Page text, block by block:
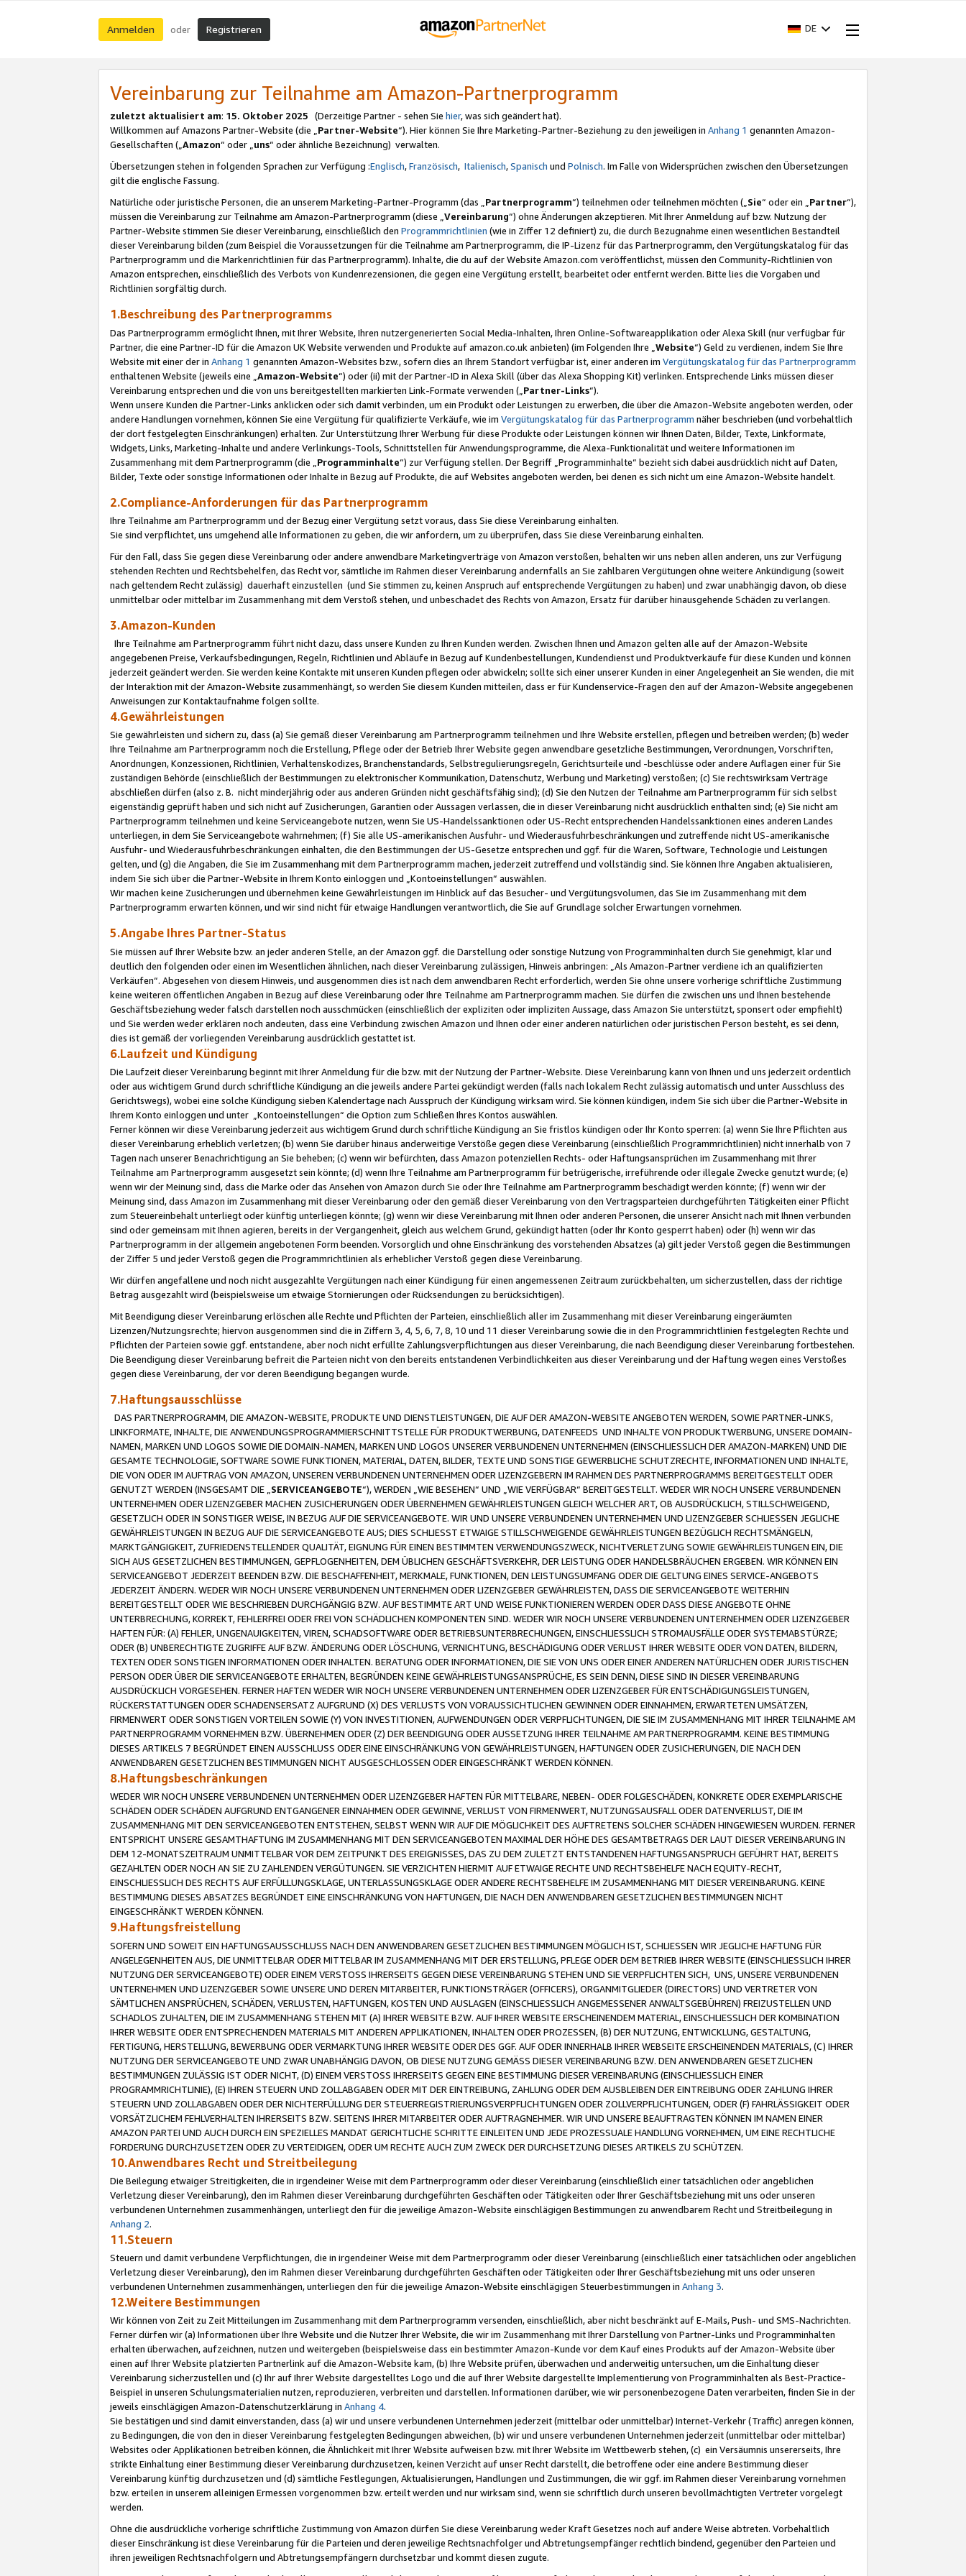
Anmelden oder Registrieren DE
Vereinbarung zur Teilnahme am Amazon-Partnerprogramm
zuletzt aktualisiert am: 15. Oktober 2025 (Derzeitige Partner - sehen Sie hier, was sich geändert hat).
Willkommen auf Amazons Partner-Website (die „Partner-Website“). Hier können Sie Ihre Marketing-Partner-Beziehung zu den jeweiligen in Anhang 1 genannten Amazon-
Gesellschaften („Amazon“ oder „uns“ oder ähnliche Bezeichnung) verwalten.
Übersetzungen stehen in folgenden Sprachen zur Verfügung :Englisch,Französisch, Italienisch,Spanisch und Polnisch. Im Falle von Widersprüchen zwischen den Übersetzungen
gilt die englische Fassung.
Natürliche oder juristische Personen, die an unserem Marketing-Partner-Programm (das „Partnerprogramm“) teilnehmen oder teilnehmen möchten („Sie“ oder ein „Partner“),
müssen die Vereinbarung zur Teilnahme am Amazon-Partnerprogramm (diese „Vereinbarung“) ohne Änderungen akzeptieren. Mit Ihrer Anmeldung auf bzw. Nutzung der
Partner-Website stimmen Sie dieser Vereinbarung, einschließlich den Programmrichtlinien (wie in Ziffer 12 definiert) zu, die durch Bezugnahme einen wesentlichen Bestandteil
dieser Vereinbarung bilden (zum Beispiel die Voraussetzungen für die Teilnahme am Partnerprogramm, die IP-Lizenz für das Partnerprogramm, den Vergütungskatalog für das
Partnerprogramm und die Markenrichtlinien für das Partnerprogramm). Inhalte, die du auf der Website Amazon.com veröffentlichst, müssen den Community-Richtlinien von
Amazon entsprechen, einschließlich des Verbots von Kundenrezensionen, die gegen eine Vergütung erstellt, bearbeitet oder entfernt werden. Bitte lies die Vorgaben und
Richtlinien sorgfältig durch.
1.Beschreibung des Partnerprogramms
Das Partnerprogramm ermöglicht Ihnen, mit Ihrer Website, Ihren nutzergenerierten Social Media-Inhalten, Ihren Online-Softwareapplikation oder Alexa Skill (nur verfügbar für
Partner, die eine Partner-ID für die Amazon UK Website verwenden und Produkte auf amazon.co.uk anbieten) (im Folgenden Ihre „ Website“) Geld zu verdienen, indem Sie Ihre
Website mit einer der in Anhang 1 genannten Amazon-Websites bzw., sofern dies an Ihrem Standort verfügbar ist, einer anderen im Vergütungskatalog für das Partnerprogramm
enthaltenen Website (jeweils eine „ Amazon-Website“) oder (ii) mit der Partner-ID in Alexa Skill (über das Alexa Shopping Kit) verlinken. Entsprechende Links müssen dieser
Vereinbarung entsprechen und die von uns bereitgestellten markierten Link-Formate verwenden („ Partner-Links“).
Wenn unsere Kunden die Partner-Links anklicken oder sich damit verbinden, um ein Produkt oder Leistungen zu erwerben, die über die Amazon-Website angeboten werden, oder
andere Handlungen vornehmen, können Sie eine Vergütung für qualifizierte Verkäufe, wie im Vergütungskatalog für das Partnerprogramm näher beschrieben (und vorbehaltlich
der dort festgelegten Einschränkungen) erhalten. Zur Unterstützung Ihrer Werbung für diese Produkte oder Leistungen können wir Ihnen Daten, Bilder, Texte, Linkformate,
Widgets, Links, Marketing-Inhalte und andere Verlinkungs-Tools, Schnittstellen für Anwendungsprogramme, die Alexa-Funktionalität und weitere Informationen im
Zusammenhang mit dem Partnerprogramm (die „ Programminhalte“) zur Verfügung stellen. Der Begriff „Programminhalte“ bezieht sich dabei ausdrücklich nicht auf Daten,
Bilder, Texte oder sonstige Informationen oder Inhalte in Bezug auf Produkte, die auf Websites angeboten werden, bei denen es sich nicht um eine Amazon-Website handelt.
2.Compliance-Anforderungen für das Partnerprogramm
Ihre Teilnahme am Partnerprogramm und der Bezug einer Vergütung setzt voraus, dass Sie diese Vereinbarung einhalten.
Sie sind verpflichtet, uns umgehend alle Informationen zu geben, die wir anfordern, um zu überprüfen, dass Sie diese Vereinbarung einhalten.
Für den Fall, dass Sie gegen diese Vereinbarung oder andere anwendbare Marketingverträge von Amazon verstoßen, behalten wir uns neben allen anderen, uns zur Verfügung
stehenden Rechten und Rechtsbehelfen, das Recht vor, sämtliche im Rahmen dieser Vereinbarung andernfalls an Sie zahlbaren Vergütungen ohne weitere Ankündigung (soweit
nach geltendem Recht zulässig) dauerhaft einzustellen (und Sie stimmen zu, keinen Anspruch auf entsprechende Vergütungen zu haben) und zwar unabhängig davon, ob diese
unmittelbar oder mittelbar im Zusammenhang mit dem Verstoß stehen, und unbeschadet des Rechts von Amazon, Ersatz für darüber hinausgehende Schäden zu verlangen.
3.Amazon-Kunden
Ihre Teilnahme am Partnerprogramm führt nicht dazu, dass unsere Kunden zu Ihren Kunden werden. Zwischen Ihnen und Amazon gelten alle auf der Amazon-Website
angegebenen Preise, Verkaufsbedingungen, Regeln, Richtlinien und Abläufe in Bezug auf Kundenbestellungen, Kundendienst und Produktverkäufe für diese Kunden und können
jederzeit geändert werden. Sie werden keine Kontakte mit unseren Kunden pflegen oder abwickeln; sollte sich einer unserer Kunden in einer Angelegenheit an Sie wenden, die mit
der Interaktion mit der Amazon-Website zusammenhängt, so werden Sie diesem Kunden mitteilen, dass er für Kundenservice-Fragen den auf der Amazon-Website angegebenen
Anweisungen zur Kontaktaufnahme folgen sollte.
4.Gewährleistungen
Sie gewährleisten und sichern zu, dass (a) Sie gemäß dieser Vereinbarung am Partnerprogramm teilnehmen und Ihre Website erstellen, pflegen und betreiben werden; (b) weder
Ihre Teilnahme am Partnerprogramm noch die Erstellung, Pflege oder der Betrieb Ihrer Website gegen anwendbare gesetzliche Bestimmungen, Verordnungen, Vorschriften,
Anordnungen, Konzessionen, Richtlinien, Verhaltenskodizes, Branchenstandards, Selbstregulierungsregeln, Gerichtsurteile und -beschlüsse oder andere Auflagen einer für Sie
zuständigen Behörde (einschließlich der Bestimmungen zu elektronischer Kommunikation, Datenschutz, Werbung und Marketing) verstoßen; (c) Sie rechtswirksam Verträge
abschließen dürfen (also z. B. nicht minderjährig oder aus anderen Gründen nicht geschäftsfähig sind); (d) Sie den Nutzen der Teilnahme am Partnerprogramm für sich selbst
eigenständig geprüft haben und sich nicht auf Zusicherungen, Garantien oder Aussagen verlassen, die in dieser Vereinbarung nicht ausdrücklich enthalten sind; (e) Sie nicht am
Partnerprogramm teilnehmen und keine Serviceangebote nutzen, wenn Sie US-Handelssanktionen oder US-Recht entsprechenden Handelssanktionen eines anderen Landes
unterliegen, in dem Sie Serviceangebote wahrnehmen; (f) Sie alle US-amerikanischen Ausfuhr- und Wiederausfuhrbeschränkungen und zutreffende nicht US-amerikanische
Ausfuhr- und Wiederausfuhrbeschränkungen einhalten, die den Bestimmungen der US-Gesetze entsprechen und ggf. für die Waren, Software, Technologie und Leistungen
gelten, und (g) die Angaben, die Sie im Zusammenhang mit dem Partnerprogramm machen, jederzeit zutreffend und vollständig sind. Sie können Ihre Angaben aktualisieren,
indem Sie sich über die Partner-Website in Ihrem Konto einloggen und „Kontoeinstellungen“ auswählen.
Wir machen keine Zusicherungen und übernehmen keine Gewährleistungen im Hinblick auf das Besucher- und Vergütungsvolumen, das Sie im Zusammenhang mit dem
Partnerprogramm erwarten können, und wir sind nicht für etwaige Handlungen verantwortlich, die Sie auf Grundlage solcher Erwartungen vornehmen.
5.Angabe Ihres Partner-Status
Sie müssen auf Ihrer Website bzw. an jeder anderen Stelle, an der Amazon ggf. die Darstellung oder sonstige Nutzung von Programminhalten durch Sie genehmigt, klar und
deutlich den folgenden oder einen im Wesentlichen ähnlichen, nach dieser Vereinbarung zulässigen, Hinweis anbringen: „Als Amazon-Partner verdiene ich an qualifizierten
Verkäufen“. Abgesehen von diesem Hinweis, und ausgenommen dies ist nach dem anwendbaren Recht erforderlich, werden Sie ohne unsere vorherige schriftliche Zustimmung
keine weiteren öffentlichen Angaben in Bezug auf diese Vereinbarung oder Ihre Teilnahme am Partnerprogramm machen. Sie dürfen die zwischen uns und Ihnen bestehende
Geschäftsbeziehung weder falsch darstellen noch ausschmücken (einschließlich der expliziten oder impliziten Aussage, dass Amazon Sie unterstützt, sponsert oder empfiehlt)
und Sie werden weder erklären noch andeuten, dass eine Verbindung zwischen Amazon und Ihnen oder einer anderen natürlichen oder juristischen Person besteht, es sei denn,
dies ist gemäß der vorliegenden Vereinbarung ausdrücklich gestattet ist.
6.Laufzeit und Kündigung
Die Laufzeit dieser Vereinbarung beginnt mit Ihrer Anmeldung für die bzw. mit der Nutzung der Partner-Website. Diese Vereinbarung kann von Ihnen und uns jederzeit ordentlich
oder aus wichtigem Grund durch schriftliche Kündigung an die jeweils andere Partei gekündigt werden (falls nach lokalem Recht zulässig automatisch und unter Ausschluss des
Gerichtswegs), wobei eine solche Kündigung sieben Kalendertage nach Ausspruch der Kündigung wirksam wird. Sie können kündigen, indem Sie sich über die Partner-Website in
Ihrem Konto einloggen und unter „Kontoeinstellungen“ die Option zum Schließen Ihres Kontos auswählen.
Ferner können wir diese Vereinbarung jederzeit aus wichtigem Grund durch schriftliche Kündigung an Sie fristlos kündigen oder Ihr Konto sperren: (a) wenn Sie Ihre Pflichten aus
dieser Vereinbarung erheblich verletzen; (b) wenn Sie darüber hinaus anderweitige Verstöße gegen diese Vereinbarung (einschließlich Programmrichtlinien) nicht innerhalb von 7
Tagen nach unserer Benachrichtigung an Sie beheben; (c) wenn wir befürchten, dass Amazon potenziellen Rechts- oder Haftungsansprüchen im Zusammenhang mit Ihrer
Teilnahme am Partnerprogramm ausgesetzt sein könnte; (d) wenn Ihre Teilnahme am Partnerprogramm für betrügerische, irreführende oder illegale Zwecke genutzt wurde; (e)
wenn wir der Meinung sind, dass die Marke oder das Ansehen von Amazon durch Sie oder Ihre Teilnahme am Partnerprogramm beschädigt werden könnte; (f) wenn wir der
Meinung sind, dass Amazon im Zusammenhang mit dieser Vereinbarung oder den gemäß dieser Vereinbarung von den Vertragsparteien durchgeführten Tätigkeiten einer Pflicht
zum Steuereinbehalt unterliegt oder künftig unterliegen könnte; (g) wenn wir diese Vereinbarung mit Ihnen oder anderen Personen, die unserer Ansicht nach mit Ihnen verbunden
sind oder gemeinsam mit Ihnen agieren, bereits in der Vergangenheit, gleich aus welchem Grund, gekündigt hatten (oder Ihr Konto gesperrt haben) oder (h) wenn wir das
Partnerprogramm in der allgemein angebotenen Form beenden. Vorsorglich und ohne Einschränkung des vorstehenden Absatzes (a) gilt jeder Verstoß gegen die Bestimmungen
der Ziffer 5 und jeder Verstoß gegen die Programmrichtlinien als erheblicher Verstoß gegen diese Vereinbarung.
Wir dürfen angefallene und noch nicht ausgezahlte Vergütungen nach einer Kündigung für einen angemessenen Zeitraum zurückbehalten, um sicherzustellen, dass der richtige
Betrag ausgezahlt wird (beispielsweise um etwaige Stornierungen oder Rücksendungen zu berücksichtigen).
Mit Beendigung dieser Vereinbarung erlöschen alle Rechte und Pflichten der Parteien, einschließlich aller im Zusammenhang mit dieser Vereinbarung eingeräumten
Lizenzen/Nutzungsrechte; hiervon ausgenommen sind die in Ziffern 3, 4, 5, 6, 7, 8, 10 und 11 dieser Vereinbarung sowie die in den Programmrichtlinien festgelegten Rechte und
Pflichten der Parteien sowie ggf. entstandene, aber noch nicht erfüllte Zahlungsverpflichtungen aus dieser Vereinbarung, die nach Beendigung dieser Vereinbarung fortbestehen.
Die Beendigung dieser Vereinbarung befreit die Parteien nicht von den bereits entstandenen Verbindlichkeiten aus dieser Vereinbarung und der Haftung wegen eines Verstoßes
gegen diese Vereinbarung, der vor deren Beendigung begangen wurde.
7.Haftungsausschlüsse
DAS PARTNERPROGRAMM, DIE AMAZON-WEBSITE, PRODUKTE UND DIENSTLEISTUNGEN, DIE AUF DER AMAZON-WEBSITE ANGEBOTEN WERDEN, SOWIE PARTNER-LINKS,
LINKFORMATE, INHALTE, DIE ANWENDUNGSPROGRAMMIERSCHNITTSTELLE FÜR PRODUKTWERBUNG, DATENFEEDS UND INHALTE VON PRODUKTWERBUNG, UNSERE DOMAIN-
NAMEN, MARKEN UND LOGOS SOWIE DIE DOMAIN-NAMEN, MARKEN UND LOGOS UNSERER VERBUNDENEN UNTERNEHMEN (EINSCHLIESSLICH DER AMAZON-MARKEN) UND DIE
GESAMTE TECHNOLOGIE, SOFTWARE SOWIE FUNKTIONEN, MATERIAL, DATEN, BILDER, TEXTE UND SONSTIGE GEWERBLICHE SCHUTZRECHTE, INFORMATIONEN UND INHALTE,
DIE VON ODER IM AUFTRAG VON AMAZON, UNSEREN VERBUNDENEN UNTERNEHMEN ODER LIZENZGEBERN IM RAHMEN DES PARTNERPROGRAMMS BEREITGESTELLT ODER
GENUTZT WERDEN (INSGESAMT DIE „ SERVICEANGEBOTE“), WERDEN „WIE BESEHEN“ UND „WIE VERFÜGBAR“ BEREITGESTELLT. WEDER WIR NOCH UNSERE VERBUNDENEN
UNTERNEHMEN ODER LIZENZGEBER MACHEN ZUSICHERUNGEN ODER ÜBERNEHMEN GEWÄHRLEISTUNGEN GLEICH WELCHER ART, OB AUSDRÜCKLICH, STILLSCHWEIGEND,
GESETZLICH ODER IN SONSTIGER WEISE, IN BEZUG AUF DIE SERVICEANGEBOTE. WIR UND UNSERE VERBUNDENEN UNTERNEHMEN UND LIZENZGEBER SCHLIESSEN JEGLICHE
GEWÄHRLEISTUNGEN IN BEZUG AUF DIE SERVICEANGEBOTE AUS; DIES SCHLIESST ETWAIGE STILLSCHWEIGENDE GEWÄHRLEISTUNGEN BEZÜGLICH RECHTSMÄNGELN,
MARKTGÄNGIGKEIT, ZUFRIEDENSTELLENDER QUALITÄT, EIGNUNG FÜR EINEN BESTIMMTEN VERWENDUNGSZWECK, NICHTVERLETZUNG SOWIE GEWÄHRLEISTUNGEN EIN, DIE
SICH AUS GESETZLICHEN BESTIMMUNGEN, GEPFLOGENHEITEN, DEM ÜBLICHEN GESCHÄFTSVERKEHR, DER LEISTUNG ODER HANDELSBRÄUCHEN ERGEBEN. WIR KÖNNEN EIN
SERVICEANGEBOT JEDERZEIT BEENDEN BZW. DIE BESCHAFFENHEIT, MERKMALE, FUNKTIONEN, DEN LEISTUNGSUMFANG ODER DIE GELTUNG EINES SERVICE-ANGEBOTS
JEDERZEIT ÄNDERN. WEDER WIR NOCH UNSERE VERBUNDENEN UNTERNEHMEN ODER LIZENZGEBER GEWÄHRLEISTEN, DASS DIE SERVICEANGEBOTE WEITERHIN
BEREITGESTELLT ODER WIE BESCHRIEBEN DURCHGÄNGIG BZW. AUF BESTIMMTE ART UND WEISE FUNKTIONIEREN WERDEN ODER DASS DIESE ANGEBOTE OHNE
UNTERBRECHUNG, KORREKT, FEHLERFREI ODER FREI VON SCHÄDLICHEN KOMPONENTEN SIND. WEDER WIR NOCH UNSERE VERBUNDENEN UNTERNEHMEN ODER LIZENZGEBER
HAFTEN FÜR: (A) FEHLER, UNGENAUIGKEITEN, VIREN, SCHADSOFTWARE ODER BETRIEBSUNTERBRECHUNGEN, EINSCHLIESSLICH STROMAUSFÄLLE ODER SYSTEMABSTÜRZE;
ODER (B) UNBERECHTIGTE ZUGRIFFE AUF BZW. ÄNDERUNG ODER LÖSCHUNG, VERNICHTUNG, BESCHÄDIGUNG ODER VERLUST IHRER WEBSITE ODER VON DATEN, BILDERN,
TEXTEN ODER SONSTIGEN INFORMATIONEN ODER INHALTEN. BERATUNG ODER INFORMATIONEN, DIE SIE VON UNS ODER EINER ANDEREN NATÜRLICHEN ODER JURISTISCHEN
PERSON ODER ÜBER DIE SERVICEANGEBOTE ERHALTEN, BEGRÜNDEN KEINE GEWÄHRLEISTUNGSANSPRÜCHE, ES SEIN DENN, DIESE SIND IN DIESER VEREINBARUNG
AUSDRÜCKLICH VORGESEHEN. FERNER HAFTEN WEDER WIR NOCH UNSERE VERBUNDENEN UNTERNEHMEN ODER LIZENZGEBER FÜR ENTSCHÄDIGUNGSLEISTUNGEN,
RÜCKERSTATTUNGEN ODER SCHADENSERSATZ AUFGRUND (X) DES VERLUSTS VON VORAUSSICHTLICHEN GEWINNEN ODER EINNAHMEN, ERWARTETEN UMSÄTZEN,
FIRMENWERT ODER SONSTIGEN VORTEILEN SOWIE (Y) VON INVESTITIONEN, AUFWENDUNGEN ODER VERPFLICHTUNGEN, DIE SIE IM ZUSAMMENHANG MIT IHRER TEILNAHME AM
PARTNERPROGRAMM VORNEHMEN BZW. ÜBERNEHMEN ODER (Z) DER BEENDIGUNG ODER AUSSETZUNG IHRER TEILNAHME AM PARTNERPROGRAMM. KEINE BESTIMMUNG
DIESES ARTIKELS 7 BEGRÜNDET EINEN AUSSCHLUSS ODER EINE EINSCHRÄNKUNG VON GEWÄHRLEISTUNGEN, HAFTUNGEN ODER ZUSICHERUNGEN, DIE NACH DEN
ANWENDBAREN GESETZLICHEN BESTIMMUNGEN NICHT AUSGESCHLOSSEN ODER EINGESCHRÄNKT WERDEN KÖNNEN.
8.Haftungsbeschränkungen
WEDER WIR NOCH UNSERE VERBUNDENEN UNTERNEHMEN ODER LIZENZGEBER HAFTEN FÜR MITTELBARE, NEBEN- ODER FOLGESCHÄDEN, KONKRETE ODER EXEMPLARISCHE
SCHÄDEN ODER SCHÄDEN AUFGRUND ENTGANGENER EINNAHMEN ODER GEWINNE, VERLUST VON FIRMENWERT, NUTZUNGSAUSFALL ODER DATENVERLUST, DIE IM
ZUSAMMENHANG MIT DEN SERVICEANGEBOTEN ENTSTEHEN, SELBST WENN WIR AUF DIE MÖGLICHKEIT DES AUFTRETENS SOLCHER SCHÄDEN HINGEWIESEN WURDEN. FERNER
ENTSPRICHT UNSERE GESAMTHAFTUNG IM ZUSAMMENHANG MIT DEN SERVICEANGEBOTEN MAXIMAL DER HÖHE DES GESAMTBETRAGS DER LAUT DIESER VEREINBARUNG IN
DEM 12-MONATSZEITRAUM UNMITTELBAR VOR DEM ZEITPUNKT DES EREIGNISSES, DAS ZU DEM ZULETZT ENTSTANDENEN HAFTUNGSANSPRUCH GEFÜHRT HAT, BEREITS
GEZAHLTEN ODER NOCH AN SIE ZU ZAHLENDEN VERGÜTUNGEN. SIE VERZICHTEN HIERMIT AUF ETWAIGE RECHTE UND RECHTSBEHELFE NACH EQUITY-RECHT,
EINSCHLIESSLICH DES RECHTS AUF ERFÜLLUNGSKLAGE, UNTERLASSUNGSKLAGE ODER ANDERE RECHTSBEHELFE IM ZUSAMMENHANG MIT DIESER VEREINBARUNG. KEINE
BESTIMMUNG DIESES ABSATZES BEGRÜNDET EINE EINSCHRÄNKUNG VON HAFTUNGEN, DIE NACH DEN ANWENDBAREN GESETZLICHEN BESTIMMUNGEN NICHT
EINGESCHRÄNKT WERDEN KÖNNEN.
9.Haftungsfreistellung
SOFERN UND SOWEIT EIN HAFTUNGSAUSSCHLUSS NACH DEN ANWENDBAREN GESETZLICHEN BESTIMMUNGEN MÖGLICH IST, SCHLIESSEN WIR JEGLICHE HAFTUNG FÜR
ANGELEGENHEITEN AUS, DIE UNMITTELBAR ODER MITTELBAR IM ZUSAMMENHANG MIT DER ERSTELLUNG, PFLEGE ODER DEM BETRIEB IHRER WEBSITE (EINSCHLIESSLICH IHRER
NUTZUNG DER SERVICEANGEBOTE) ODER EINEM VERSTOSS IHRERSEITS GEGEN DIESE VEREINBARUNG STEHEN UND SIE VERPFLICHTEN SICH, UNS, UNSERE VERBUNDENEN
UNTERNEHMEN UND LIZENZGEBER SOWIE UNSERE UND DEREN MITARBEITER, FUNKTIONSTRÄGER (OFFICERS), ORGANMITGLIEDER (DIRECTORS) UND VERTRETER VON
SÄMTLICHEN ANSPRÜCHEN, SCHÄDEN, VERLUSTEN, HAFTUNGEN, KOSTEN UND AUSLAGEN (EINSCHLIESSLICH ANGEMESSENER ANWALTSGEBÜHREN) FREIZUSTELLEN UND
SCHADLOS ZUHALTEN, DIE IM ZUSAMMENHANG STEHEN MIT (A) IHRER WEBSITE BZW. AUF IHRER WEBSITE ERSCHEINENDEM MATERIAL, EINSCHLIESSLICH DER KOMBINATION
IHRER WEBSITE ODER ENTSPRECHENDEN MATERIALS MIT ANDEREN APPLIKATIONEN, INHALTEN ODER PROZESSEN, (B) DER NUTZUNG, ENTWICKLUNG, GESTALTUNG,
FERTIGUNG, HERSTELLUNG, BEWERBUNG ODER VERMARKTUNG IHRER WEBSITE ODER DES GGF. AUF ODER INNERHALB IHRER WEBSEITE ERSCHEINENDEN MATERIALS, (C) IHRER
NUTZUNG DER SERVICEANGEBOTE UND ZWAR UNABHÄNGIG DAVON, OB DIESE NUTZUNG GEMÄSS DIESER VEREINBARUNG BZW. DEN ANWENDBAREN GESETZLICHEN
BESTIMMUNGEN ZULÄSSIG IST ODER NICHT, (D) EINEM VERSTOSS IHRERSEITS GEGEN EINE BESTIMMUNG DIESER VEREINBARUNG (EINSCHLIESSLICH EINER
PROGRAMMRICHTLINIE), (E) IHREN STEUERN UND ZOLLABGABEN ODER MIT DER EINTREIBUNG, ZAHLUNG ODER DEM AUSBLEIBEN DER EINTREIBUNG ODER ZAHLUNG IHRER
STEUERN UND ZOLLABGABEN ODER DER NICHTERFÜLLUNG DER STEUERREGISTRIERUNGSVERPFLICHTUNGEN ODER ZOLLVERPFLICHTUNGEN, ODER (F) FAHRLÄSSIGKEIT ODER
VORSÄTZLICHEM FEHLVERHALTEN IHRERSEITS BZW. SEITENS IHRER MITARBEITER ODER AUFTRAGNEHMER. WIR UND UNSERE BEAUFTRAGTEN KÖNNEN IM NAMEN EINER
AMAZON PARTEI UND AUCH DURCH EIN SPEZIELLES MANDAT GERICHTLICHE SCHRITTE EINLEITEN UND JEDE PROZESSUALE HANDLUNG VORNEHMEN, UM EINE RECHTLICHE
FORDERUNG DURCHZUSETZEN ODER ZU VERTEIDIGEN, ODER UM RECHTE AUCH ZUM ZWECK DER DURCHSETZUNG DIESES ARTIKELS ZU SCHÜTZEN.
10.Anwendbares Recht und Streitbeilegung
Die Beilegung etwaiger Streitigkeiten, die in irgendeiner Weise mit dem Partnerprogramm oder dieser Vereinbarung (einschließlich einer tatsächlichen oder angeblichen
Verletzung dieser Vereinbarung), den im Rahmen dieser Vereinbarung durchgeführten Geschäften oder Tätigkeiten oder Ihrer Geschäftsbeziehung mit uns oder unseren
verbundenen Unternehmen zusammenhängen, unterliegt den für die jeweilige Amazon-Website einschlägigen Bestimmungen zu anwendbarem Recht und Streitbeilegung in
Anhang 2.
11.Steuern
Steuern und damit verbundene Verpflichtungen, die in irgendeiner Weise mit dem Partnerprogramm oder dieser Vereinbarung (einschließlich einer tatsächlichen oder angeblichen
Verletzung dieser Vereinbarung), den im Rahmen dieser Vereinbarung durchgeführten Geschäften oder Tätigkeiten oder Ihrer Geschäftsbeziehung mit uns oder unseren
verbundenen Unternehmen zusammenhängen, unterliegen den für die jeweilige Amazon-Website einschlägigen Steuerbestimmungen in Anhang 3.
12.Weitere Bestimmungen
Wir können von Zeit zu Zeit Mitteilungen im Zusammenhang mit dem Partnerprogramm versenden, einschließlich, aber nicht beschränkt auf E-Mails, Push- und SMS-Nachrichten.
Ferner dürfen wir (a) Informationen über Ihre Website und die Nutzer Ihrer Website, die wir im Zusammenhang mit Ihrer Darstellung von Partner-Links und Programminhalten
erhalten überwachen, aufzeichnen, nutzen und weitergeben (beispielsweise dass ein bestimmter Amazon-Kunde vor dem Kauf eines Produkts auf der Amazon-Website über
einen auf Ihrer Website platzierten Partnerlink auf die Amazon-Website kam, (b) Ihre Website prüfen, überwachen und anderweitig untersuchen, um die Einhaltung dieser
Vereinbarung sicherzustellen und (c) Ihr auf Ihrer Website dargestelltes Logo und die auf Ihrer Website dargestellte Implementierung von Programminhalten als Best-Practice-
Beispiel in unseren Schulungsmaterialien nutzen, reproduzieren, verbreiten und darstellen. Informationen darüber, wie wir personenbezogene Daten verarbeiten, finden Sie in der
jeweils einschlägigen Amazon-Datenschutzerklärung in Anhang 4.
Sie bestätigen und sind damit einverstanden, dass (a) wir und unsere verbundenen Unternehmen jederzeit (mittelbar oder unmittelbar) Internet-Verkehr (Traffic) anregen können,
zu Bedingungen, die von den in dieser Vereinbarung festgelegten Bedingungen abweichen, (b) wir und unsere verbundenen Unternehmen jederzeit (unmittelbar oder mittelbar)
Websites oder Applikationen betreiben können, die Ähnlichkeit mit Ihrer Website aufweisen bzw. mit Ihrer Website im Wettbewerb stehen, (c) ein Versäumnis unsererseits, Ihre
strikte Einhaltung einer Bestimmung dieser Vereinbarung durchzusetzen, keinen Verzicht auf unser Recht darstellt, die betroffene oder eine andere Bestimmung dieser
Vereinbarung künftig durchzusetzen und (d) sämtliche Festlegungen, Aktualisierungen, Handlungen und Zustimmungen, die wir ggf. im Rahmen dieser Vereinbarung vornehmen
bzw. erteilen in unserem alleinigen Ermessen vorgenommen bzw. erteilt werden und nur wirksam sind, wenn sie schriftlich durch unseren bevollmächtigten Vertreter vorgelegt
werden.
Ohne die ausdrückliche vorherige schriftliche Zustimmung von Amazon dürfen Sie diese Vereinbarung weder Kraft Gesetzes noch auf andere Weise abtreten. Vorbehaltlich
dieser Einschränkung ist diese Vereinbarung für die Parteien und deren jeweilige Rechtsnachfolger und Abtretungsempfänger rechtlich bindend, gegenüber den Parteien und
ihren jeweiligen Rechtsnachfolgern und Abtretungsempfängern durchsetzbar und kommt diesen zugute.